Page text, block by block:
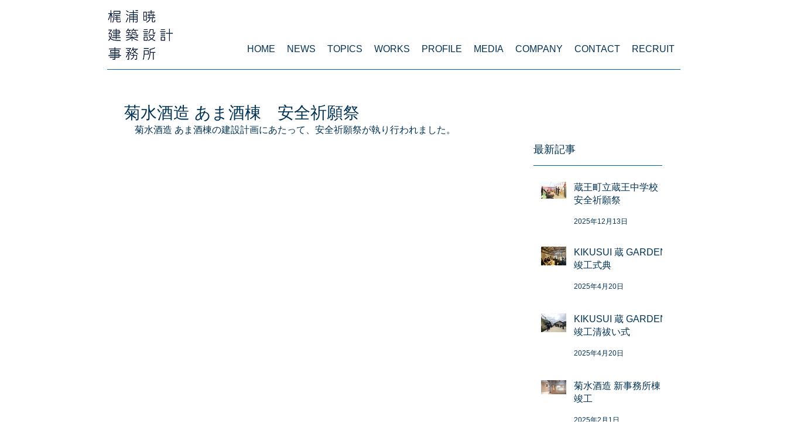
HOME NEWS TOPICS WORKS PROFILE MEDIA COMPANY CONTACT RECRUIT
菊水酒造 あま酒棟 安全祈願祭
菊水酒造 あま酒棟の建設計画にあたって、安全祈願祭が執り行われました。
最新記事
蔵王町立蔵王中学校
安全祈願祭
2025年12月13日
KIKUSUI 蔵 GARDEN
竣工式典
2025年4月20日
KIKUSUI 蔵 GARDEN
竣工清祓い式
2025年4月20日
菊水酒造 新事務所棟
竣工
2025年2月1日